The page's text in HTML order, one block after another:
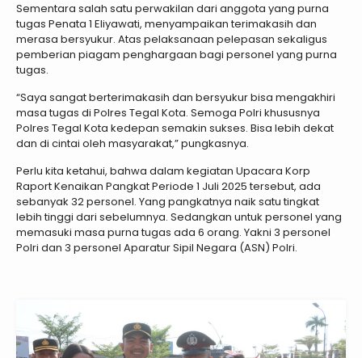
Sementara salah satu perwakilan dari anggota yang purna
tugas Penata 1 Eliyawati, menyampaikan terimakasih dan
merasa bersyukur. Atas pelaksanaan pelepasan sekaligus
pemberian piagam penghargaan bagi personel yang purna
tugas.
“Saya sangat berterimakasih dan bersyukur bisa mengakhiri
masa tugas di Polres Tegal Kota. Semoga Polri khususnya
Polres Tegal Kota kedepan semakin sukses. Bisa lebih dekat
dan di cintai oleh masyarakat,” pungkasnya.
Perlu kita ketahui, bahwa dalam kegiatan Upacara Korp
Raport Kenaikan Pangkat Periode 1 Juli 2025 tersebut, ada
sebanyak 32 personel. Yang pangkatnya naik satu tingkat
lebih tinggi dari sebelumnya. Sedangkan untuk personel yang
memasuki masa purna tugas ada 6 orang. Yakni 3 personel
Polri dan 3 personel Aparatur Sipil Negara (ASN) Polri.